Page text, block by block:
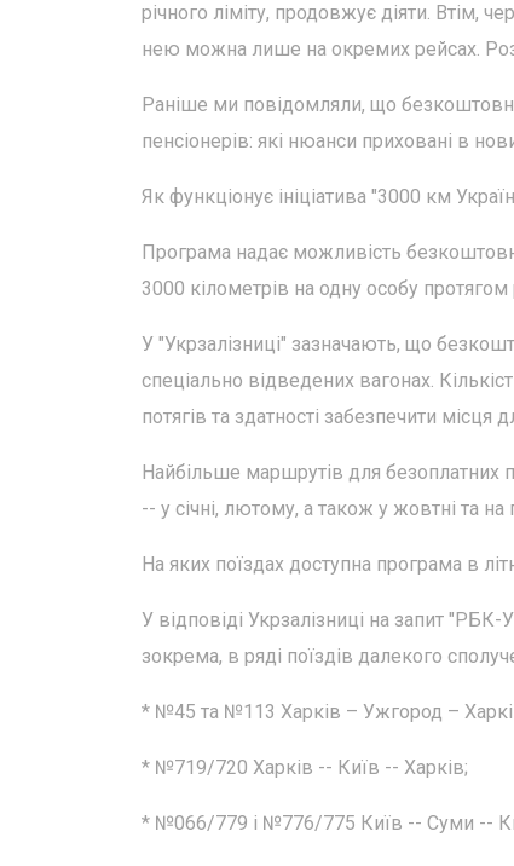
річного ліміту, продовжує діяти. Втім,
нею можна лише на окремих рейсах.
Раніше ми повідомляли, що
пенсіонерів: які нюанси приховані в
Як функціонує ініціатива "3000 км
Програма надає можливість
3000 кілометрів на одну особу протягом
У "Укрзалізниці" зазначають, що
спеціально відведених вагонах.
потягів та здатності забезпечити місця
Найбільше маршрутів для безоплатних
-- у січні, лютому, а також у жовтні та на
На яких поїздах доступна програма в
У відповіді Укрзалізниці на запит
зокрема, в ряді поїздів далекого
* №45 та №113 Харків – Ужгород –
* №719/720 Харків -- Київ -- Харків;
* №066/779 і №776/775 Київ -- Суми --